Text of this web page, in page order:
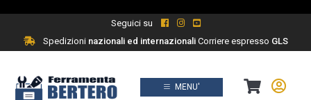
Seguici su
Spedizioninazionali ed internazionaliCorriere espresso GLS
MENU'